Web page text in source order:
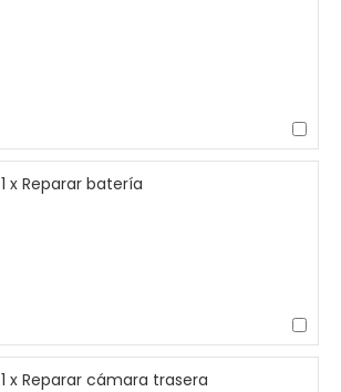
1 x Reparar batería
1 x Reparar cámara trasera